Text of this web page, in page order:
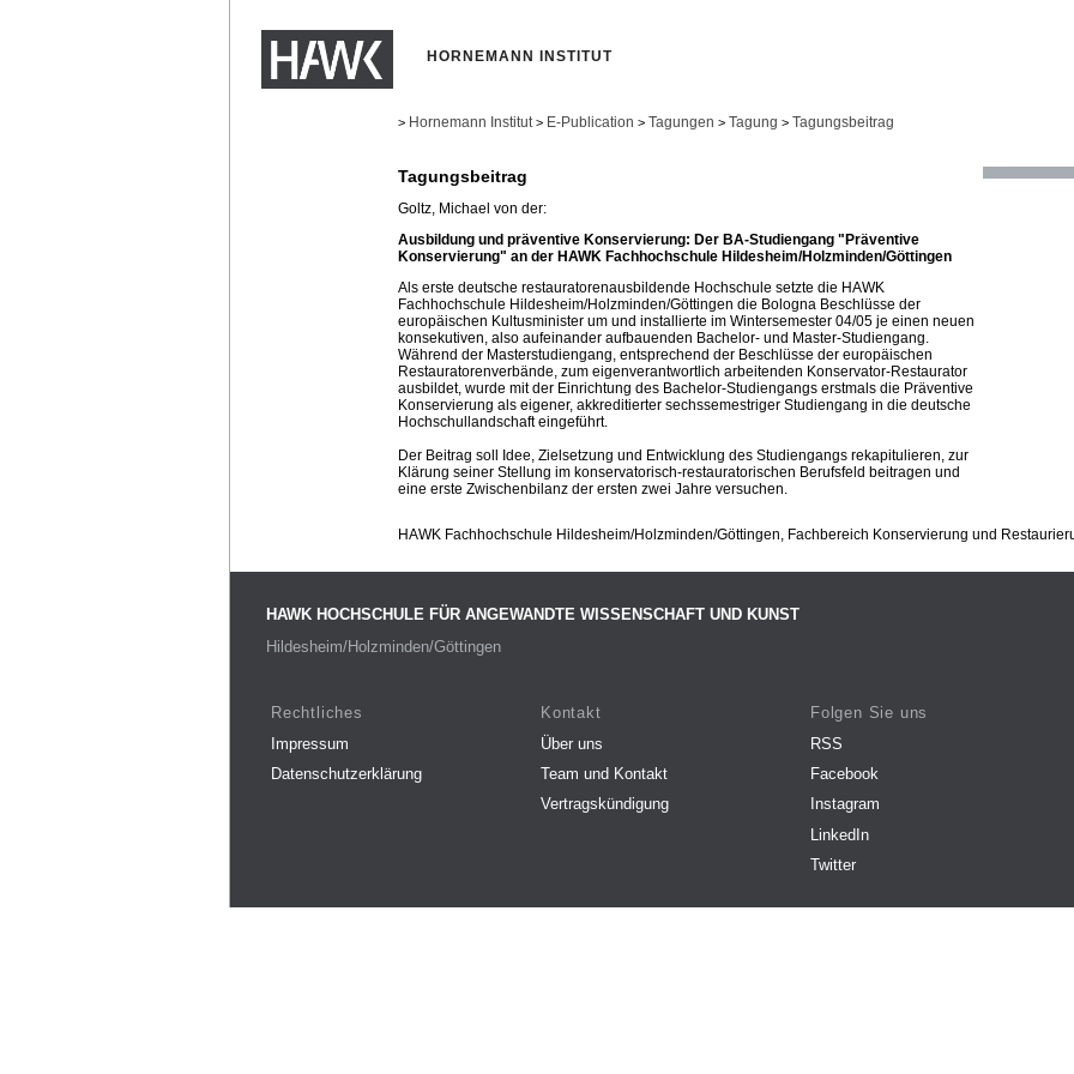
HORNEMANN INSTITUT
> Hornemann Institut > E-Publication > Tagungen > Tagung > Tagungsbeitrag
Tagungsbeitrag
Goltz, Michael von der:
Ausbildung und präventive Konservierung: Der BA-Studiengang "Präventive
Konservierung" an der HAWK Fachhochschule Hildesheim/Holzminden/Göttingen
Als erste deutsche restauratorenausbildende Hochschule setzte die HAWK
Fachhochschule Hildesheim/Holzminden/Göttingen die Bologna Beschlüsse der
europäischen Kultusminister um und installierte im Wintersemester 04/05 je einen neuen
konsekutiven, also aufeinander aufbauenden Bachelor- und Master-Studiengang.
Während der Masterstudiengang, entsprechend der Beschlüsse der europäischen
Restauratorenverbände, zum eigenverantwortlich arbeitenden Konservator-Restaurator
ausbildet, wurde mit der Einrichtung des Bachelor-Studiengangs erstmals die Präventive
Konservierung als eigener, akkreditierter sechssemestriger Studiengang in die deutsche
Hochschullandschaft eingeführt.
Der Beitrag soll Idee, Zielsetzung und Entwicklung des Studiengangs rekapitulieren, zur
Klärung seiner Stellung im konservatorisch-restauratorischen Berufsfeld beitragen und
eine erste Zwischenbilanz der ersten zwei Jahre versuchen.
HAWK Fachhochschule Hildesheim/Holzminden/Göttingen, Fachbereich Konservierung und
HAWK HOCHSCHULE FÜR ANGEWANDTE WISSENSCHAFT UND KUNST
Hildesheim/Holzminden/Göttingen
Rechtliches
Impressum
Datenschutzerklärung
Kontakt
Über uns
Team und Kontakt
Vertragskündigung
Folgen Sie uns
RSS
Facebook
Instagram
LinkedIn
Twitter